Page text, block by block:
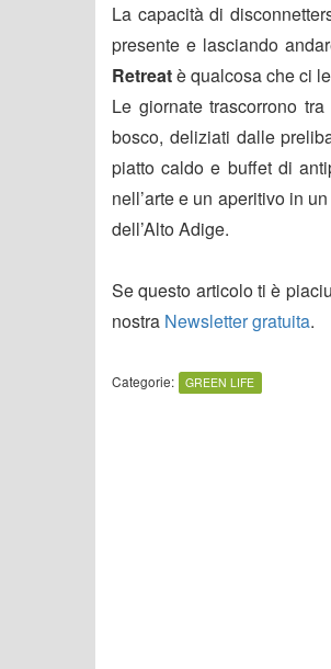
La capacità di
presente e lasciando
Retreatè qualcosa che ci
Le giornate trascorrono
bosco, deliziati dalle
piatto caldo e buffet di
nell’arte e un aperitivo in
dell’Alto Adige.
Se questo articolo ti è
nostra Newsletter gratuita.
Categorie: GREEN LIFE